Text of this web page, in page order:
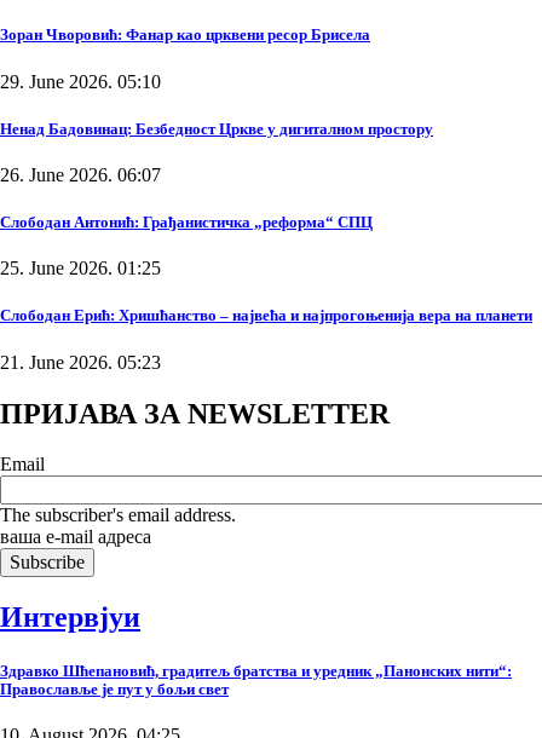
Зоран Чворовић: Фанар као црквени ресор Брисела
29. June 2026. 05:10
Ненад Бадовинац: Безбедност Цркве у дигиталном простору
26. June 2026. 06:07
Слободан Антонић: Грађанистичка „реформа“ СПЦ
25. June 2026. 01:25
Слободан Ерић: Хришћанство – највећа и најпрогоњенија вера на планети
21. June 2026. 05:23
ПРИЈАВА ЗА NEWSLETTER
Email
The subscriber's email address.
ваша е-mail адреса
Интервјуи
Здравко Шћепановић, градитељ братства и уредник „Панонских нити“:
Православље је пут у бољи свет